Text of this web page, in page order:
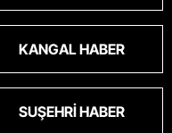
KANGAL HABER
SUŞEHRI HABER